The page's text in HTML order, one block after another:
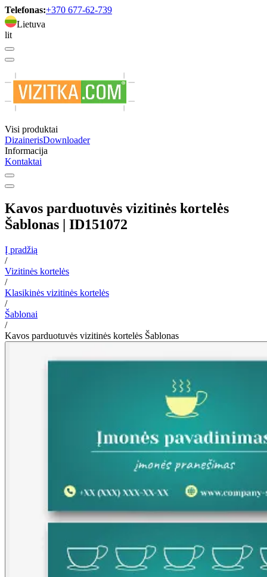
Telefonas:+370 677-62-739
Lietuva
lit
Visi produktai
DizainerisDownloader
Informacija
Kontaktai
Kavos parduotuvės vizitinės kortelės
Šablonas | ID151072
Į pradžią
/
Vizitinės kortelės
/
Klasikinės vizitinės kortelės
/
Šablonai
/
Kavos parduotuvės vizitinės kortelės Šablonas